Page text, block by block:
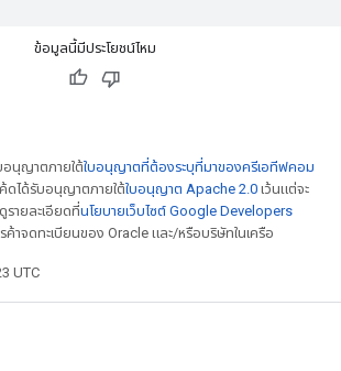
ข้อมูลนี้มีประโยชน์ไหม
อนุญาตภายใต้ใบอนุญาตที่ต้องระบุที่มาของครีเอทีฟคอม
ดได้รับอนุญาตภายใต้ใบอนุญาต Apache 2.0 เว้นแต่จะ
รายละเอียดที่นโยบายเว็บไซต์ Google Developers
ค้าจดทะเบียนของ Oracle และ/หรือบริษัทในเครือ
UTC